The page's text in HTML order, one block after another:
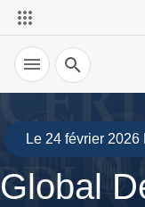
Recherche
Le 24 février
Global